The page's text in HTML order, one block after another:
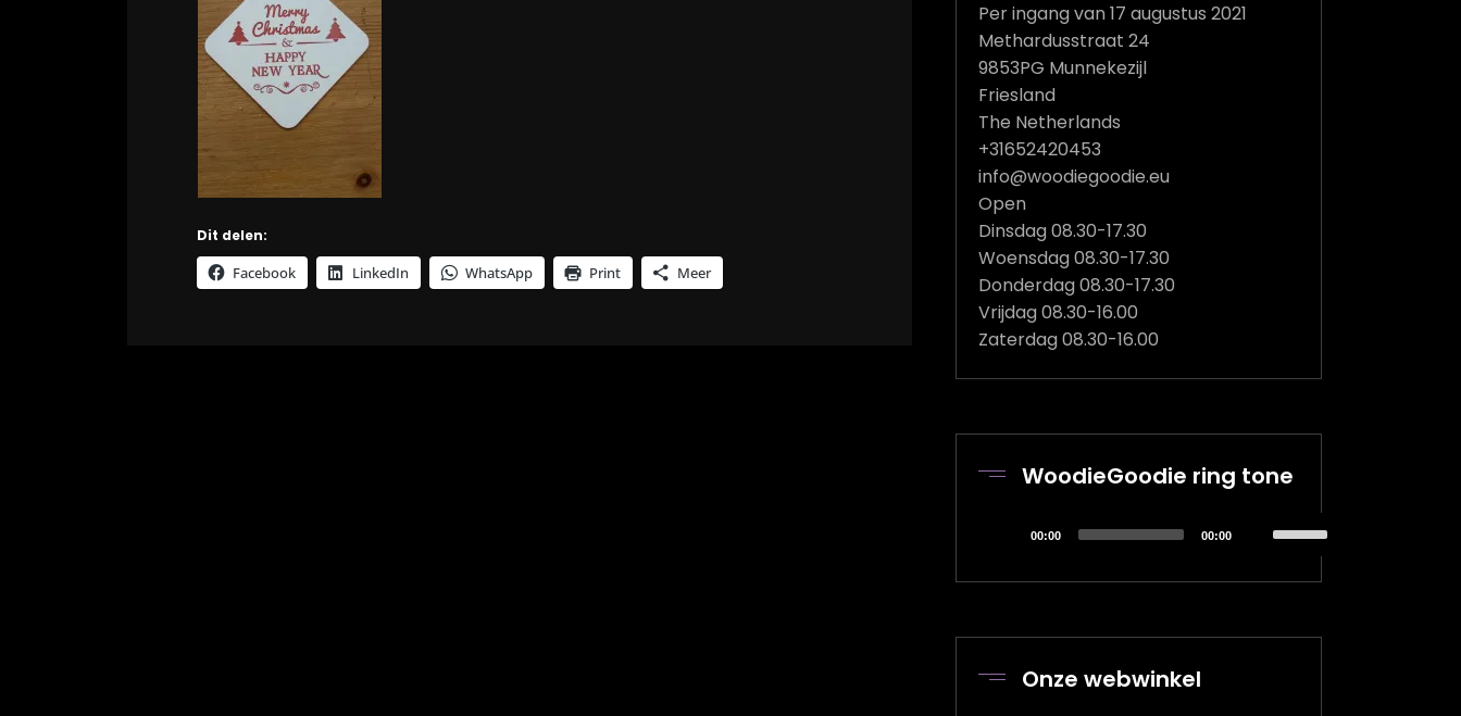
Dit delen:
Facebook LinkedIn WhatsApp Print Meer
Per ingang van 17 augustus 2021
Methardusstraat 24
9853PG Munnekezijl
Friesland
The Netherlands
+31652420453
info@woodiegoodie.eu
Open
Dinsdag 08.30-17.30
Woensdag 08.30-17.30
Donderdag 08.30-17.30
Vrijdag 08.30-16.00
Zaterdag 08.30-16.00
WoodieGoodie ring tone
Audiospeler
00:00 00:00
Omhoog/Omlaag
pijltoetsen
het
Onze webwinkel